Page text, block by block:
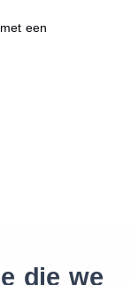
een
die we